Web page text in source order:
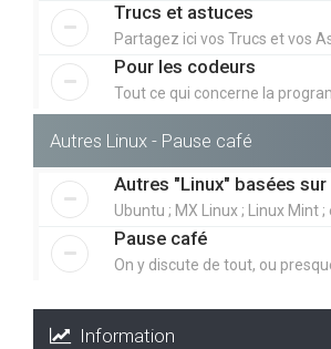
Trucs et astuces
Partagez ici vos Trucs et vos
Pour les codeurs
Tout ce qui concerne la
Autres Linux - Pause café
Autres "Linux" basées sur
Ubuntu ; MX Linux ; Linux Mint ;
Pause café
On y discute de tout, ou
Information